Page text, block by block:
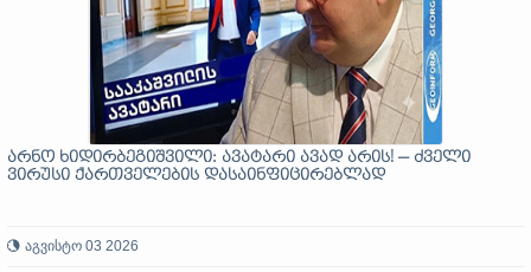
არნო ხიდირბეგიშვილი: ავატარი ავად არის! — ძველი
ვირუსი ქართველების დასაინფიცირებლად
აგვისტო 03 2026